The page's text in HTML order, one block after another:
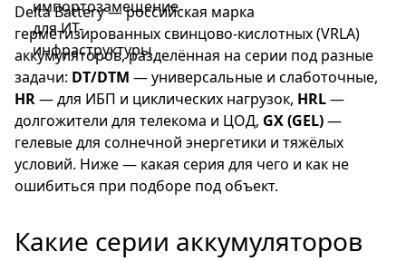
Delta Battery — российская марка
герметизированных свинцово-кислотных (VRLA)
аккумуляторов, разделённая на серии под разные
задачи: DT/DTM — универсальные и слаботочные,
HR— для ИБП и циклических нагрузок, HRL—
долгожители для телекома и ЦОД, GX (GEL)—
гелевые для солнечной энергетики и тяжёлых
условий. Ниже — какая серия для чего и как не
ошибиться при подборе под объект.
Какие серии аккумуляторов